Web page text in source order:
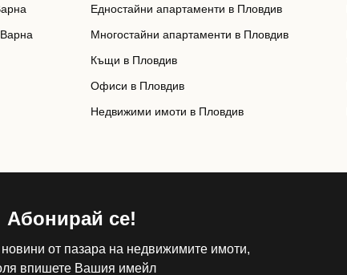
Едностайни апартаменти в Пловдив
Многостайни апартаменти в Пловдив
Къщи в Пловдив
Офиси в Пловдив
Недвижими имоти в Пловдив
Абонирай се!
от пазара на недвижимите имоти,
впишете Вашия имейл